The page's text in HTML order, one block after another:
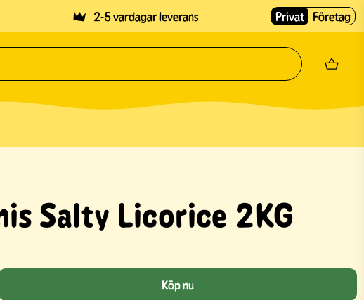
2-5 vardagar leverans Privat Företag
Salty Licorice 2KG
Köp nu